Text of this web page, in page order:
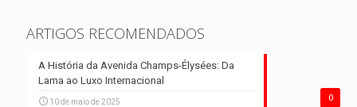
ARTIGOS RECOMENDADOS
0
A História da Avenida Champs-Élysées: Da
Lama ao Luxo Internacional
10 de maio de 2025